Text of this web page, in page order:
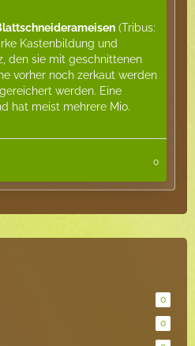
(Tribus:
Kastenbildung und
den sie mit geschnittenen
vorher noch zerkaut werden
werden. Eine
hat meist mehrere Mio.
0
0
0